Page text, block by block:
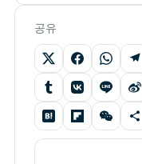
공유